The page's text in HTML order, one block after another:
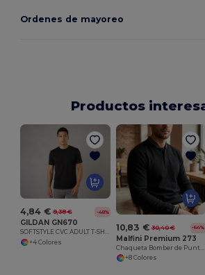
Ordenes de mayoreo
Productos
4,84 € 9,38 € -48%
GILDAN GN670
SOFTSTYLE CVC ADULT T-SHIRT
+4 Colores
10,83 € 30,40 € -64%
Malfini Premium 273
+8 Colores